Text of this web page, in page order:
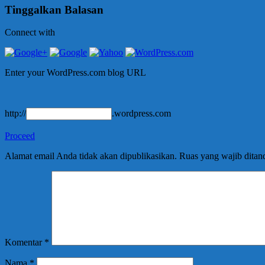
Tinggalkan Balasan
Connect with
Enter your WordPress.com blog URL
http:// .wordpress.com
Proceed
Alamat email Anda tidak akan dipublikasikan. Ruas yang wajib
Komentar *